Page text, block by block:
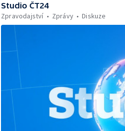
Studio ČT24
Zpravodajství
Zprávy Diskuze